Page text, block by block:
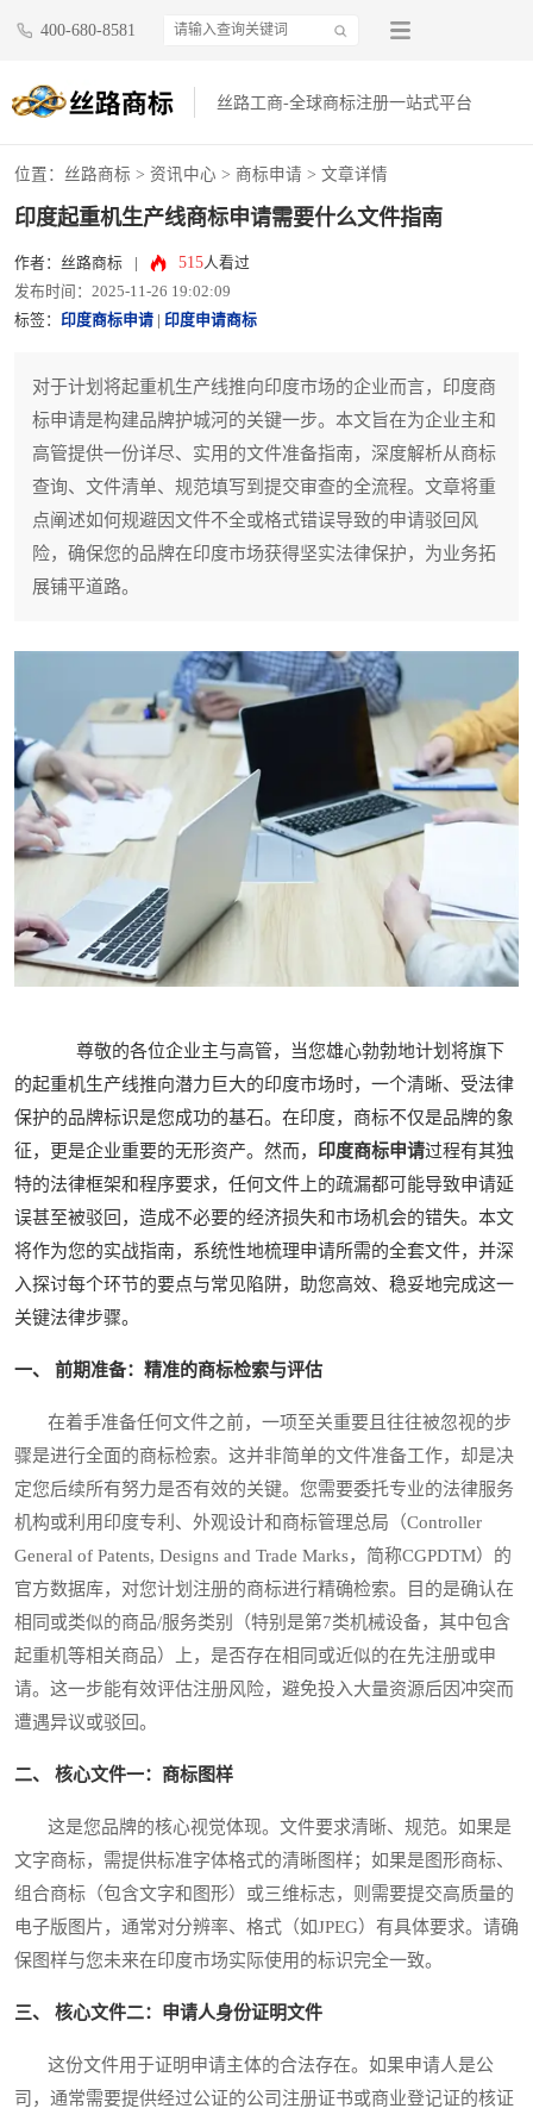
400-680-8581
丝路工商-全球商标注册一站式平台
位置： 丝路商标 > 资讯中心 > 商标申请 > 文章详情
印度起重机生产线商标申请需要什么文件指南
作者：丝路商标 515人看过
发布时间：2025-11-26 19:02:09
标签： 印度商标申请 印度申请商标
对于计划将起重机生产线推向印度市场的企业而言，印度商
标申请是构建品牌护城河的关键一步。本文旨在为企业主和
高管提供一份详尽、实用的文件准备指南，深度解析从商标
查询、文件清单、规范填写到提交审查的全流程。文章将重
点阐述如何规避因文件不全或格式错误导致的申请驳回风
险，确保您的品牌在印度市场获得坚实法律保护，为业务拓
展铺平道路。
尊敬的各位企业主与高管，当您雄心勃勃地计划将旗下
的起重机生产线推向潜力巨大的印度市场时，一个清晰、受法律
保护的品牌标识是您成功的基石。在印度，商标不仅是品牌的象
征，更是企业重要的无形资产。然而， 印度商标申请过程有其独
特的法律框架和程序要求，任何文件上的疏漏都可能导致申请延
误甚至被驳回，造成不必要的经济损失和市场机会的错失。本文
将作为您的实战指南，系统性地梳理申请所需的全套文件，并深
入探讨每个环节的要点与常见陷阱，助您高效、稳妥地完成这一
关键法律步骤。
一、 前期准备：精准的商标检索与评估
在着手准备任何文件之前，一项至关重要且往往被忽视的步
骤是进行全面的商标检索。这并非简单的文件准备工作，却是决
定您后续所有努力是否有效的关键。您需要委托专业的法律服务
机构或利用印度专利、外观设计和商标管理总局（Controller
General of Patents, Designs and Trade Marks，简称CGPDTM）的
官方数据库，对您计划注册的商标进行精确检索。目的是确认在
相同或类似的商品/服务类别（特别是第7类机械设备，其中包含
起重机等相关商品）上，是否存在相同或近似的在先注册或申
请。这一步能有效评估注册风险，避免投入大量资源后因冲突而
遭遇异议或驳回。
二、 核心文件一：商标图样
这是您品牌的核心视觉体现。文件要求清晰、规范。如果是
文字商标，需提供标准字体格式的清晰图样；如果是图形商标、
组合商标（包含文字和图形）或三维标志，则需要提交高质量的
电子版图片，通常对分辨率、格式（如JPEG）有具体要求。请确
保图样与您未来在印度市场实际使用的标识完全一致。
三、 核心文件二：申请人身份证明文件
这份文件用于证明申请主体的合法存在。如果申请人是公
司，通常需要提供经过公证的公司注册证书或商业登记证的核证